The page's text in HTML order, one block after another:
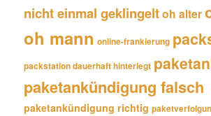
nicht einmal geklingeltoh alter
oh mann online-frankierung
packstation dauerhaft hinterlegt
paketankündigung falsch
paketankündigung richtig